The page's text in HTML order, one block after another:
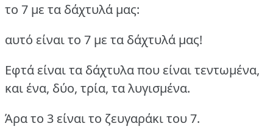
το 7 με τα δάχτυλά μας:
αυτό είναι το 7 με τα δάχτυλά μας!
Εφτά είναι τα δάχτυλα που είναι τεντωμένα,
και ένα, δύο, τρία, τα λυγισμένα.
Άρα το 3 είναι το ζευγαράκι του 7.